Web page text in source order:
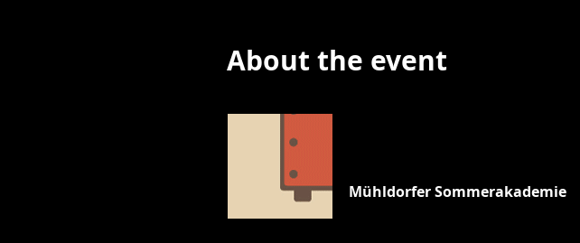
About the event
Mühldorfer Sommerakademie